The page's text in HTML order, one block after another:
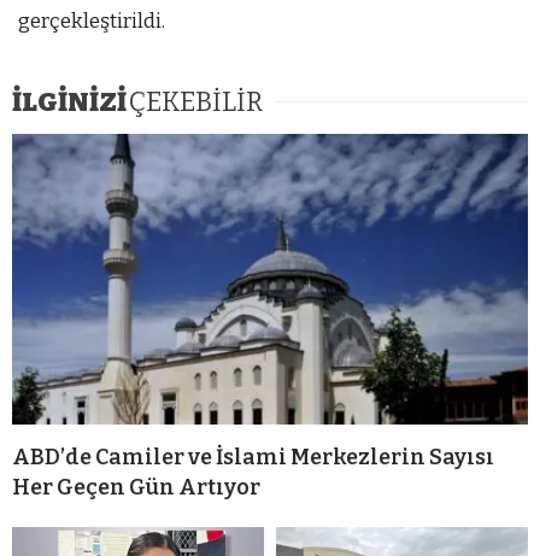
gerçekleştirildi.
İLGİNİZİÇEKEBİLİR
ABD’de Camiler ve İslami Merkezlerin Sayısı
Her Geçen Gün Artıyor